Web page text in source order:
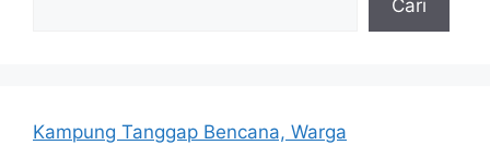
Cari
Kampung Tanggap Bencana, Warga